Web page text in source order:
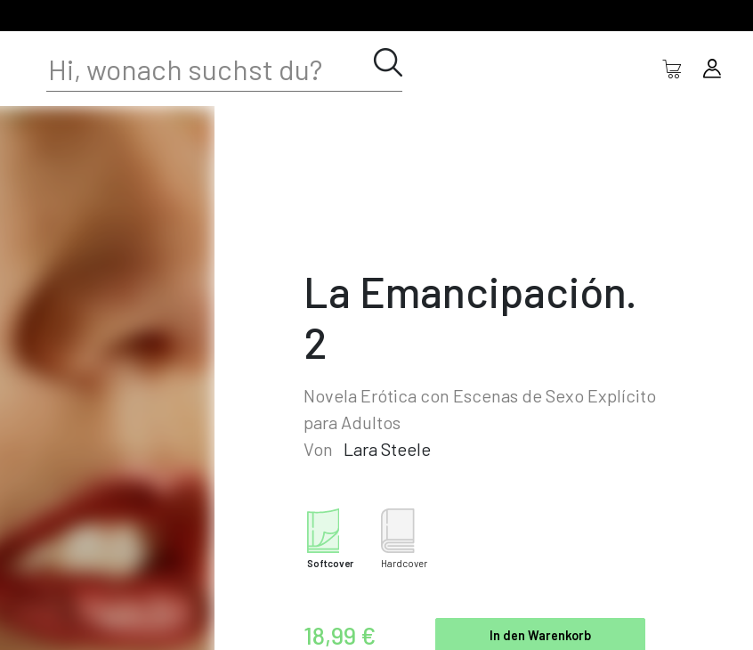
La Emancipación.
2
Novela Erótica con Escenas de Sexo Explícito
para Adultos
Von
Lara Steele
Softcover Hardcover
18,99 € In den Warenkorb